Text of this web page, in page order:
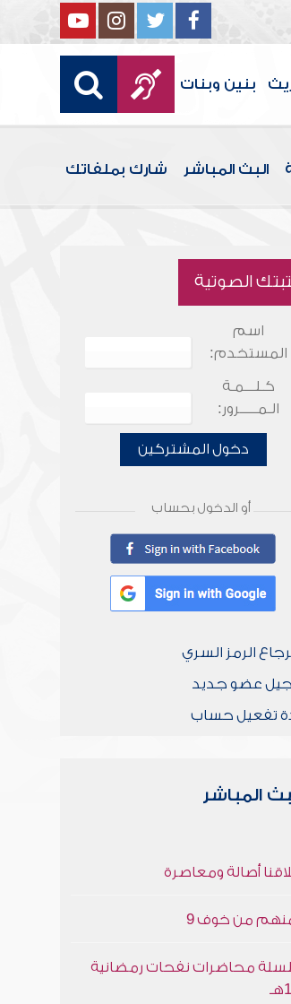
بنين وبنات
البث المباشر شارك بملفاتك
الصوتية
اسم
المستخدم:
كـلـــمـة
الـمـــــرور:
دخول المشتركين
أو الدخول بحساب
الرمز السري
عضو جديد
تفعيل حساب
المباشر
أصالة ومعاصرة
من خوف 9
محاضرات نفحات رمضانية